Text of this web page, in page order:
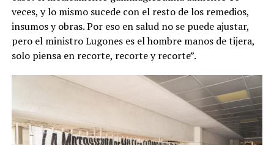
veces, y lo mismo sucede con el resto de los remedios,
insumos y obras. Por eso en salud no se puede ajustar,
pero el ministro Lugones es el hombre manos de tijera,
solo piensa en recorte, recorte y recorte”.